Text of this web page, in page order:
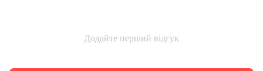
Додайте перший відгук